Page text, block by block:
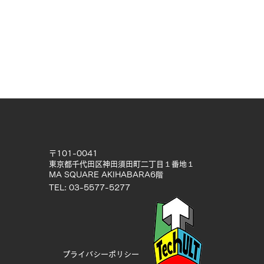
〒101-0041
東京都千代田区神田須田町二丁目１番地１
MA SQUARE AKIHABARA6階
TEL: 03-5577-5277
プライバシーポリシー